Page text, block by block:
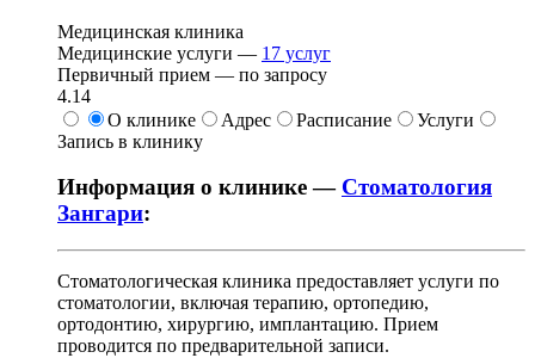
Медицинская клиника
Медицинские услуги — 17 услуг
Первичный прием — по запросу
4.14
О клинике
Адрес Расписание
Услуги
Запись в клинику
Информация о клинике — Стоматология
Зангари:
Стоматологическая клиника предоставляет услуги по
стоматологии, включая терапию, ортопедию,
ортодонтию, хирургию, имплантацию. Прием
проводится по предварительной записи.